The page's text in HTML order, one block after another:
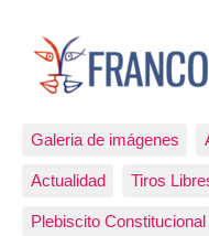
Galeria de imágenes
Actualidad Tiros
Plebiscito Constitucional